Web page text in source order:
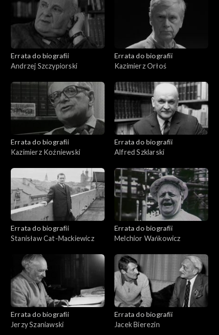
Errata do biografii
Andrzej Szczypiorski
Errata do biografii
Kazimierz Orłoś
Errata do biografii
Kazimierz Koźniewski
Errata do biografii
Alfred Szklarski
Errata do biografii
Stanisław Cat-Mackiewicz
Errata do biografii
Melchior Wańkowicz
Errata do biografii
Jerzy Szaniawski
Errata do biografii
Jacek Bierezin